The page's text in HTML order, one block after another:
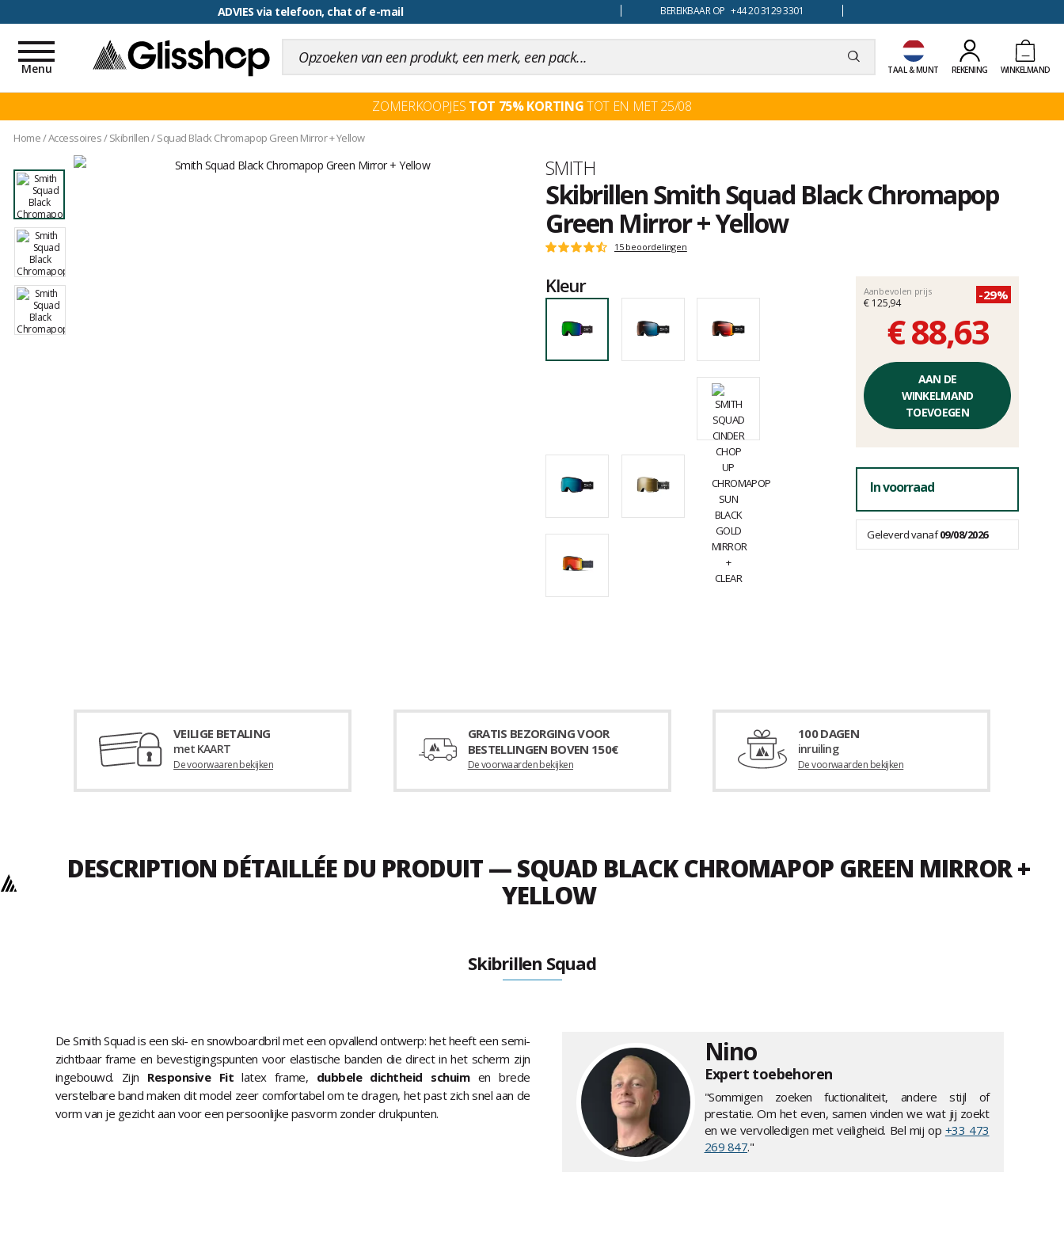
ADVIES via telefoon, chat of e-mail BEREIKBAAR OP +44 20 3129 3301
TAAL & MUNT REKENING WINKELMAND
Toggle
navigation
Menu
ZOMERKOOPJES TOT 75% KORTINGTOT EN MET 25/08
Home/Accessoires/Skibrillen/Squad Black Chromapop Green Mirror + Yellow
Merk
SMITH
Skibrillen Smith Squad Black Chromapop
Green Mirror + Yellow
Het
van
klanten
Score
4.9
op
15 beoordelingen
Kleur Aanbevolen prijs
€ 125,94
-29%
€ 88,63
Éénheidsprijs,
zonder
kosten
AAN DE
WINKELMAND
TOEVOEGEN
In voorraad
Geleverd vanaf09/08/2026
VEILIGE BETALING
met KAART
De voorwaaren bekijken
GRATIS BEZORGING VOOR
BESTELLINGEN BOVEN 150€
De voorwaarden bekijken
100 DAGEN
inruiling
De voorwaarden bekijken
DESCRIPTION DÉTAILLÉE DU PRODUIT — SQUAD BLACK CHROMAPOP GREEN MIRROR +
YELLOW
Skibrillen Squad
De Smith Squad is een ski- en snowboardbril met een opvallend ontwerp: het heeft een semi-
zichtbaar frame en bevestigingspunten voor elastische banden die direct in het scherm zijn
ingebouwd. Zijn Responsive Fit latex frame, dubbele dichtheid schuimen brede
verstelbare band maken dit model zeer comfortabel om te dragen, het past zich snel aan de
vorm van je gezicht aan voor een persoonlijke pasvorm zonder drukpunten.
Nino
Expert toebehoren
"Sommigen zoeken fuctionaliteit, andere stijl of
prestatie. Om het even, samen vinden we wat jij zoekt
en we vervolledigen met veiligheid. Bel mij op +33 473
269 847."